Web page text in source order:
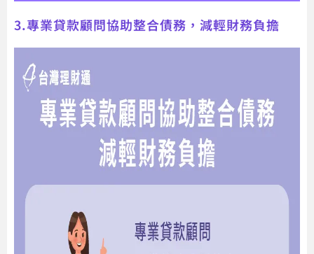
3.專業貸款顧問協助整合債務，減輕財務負擔